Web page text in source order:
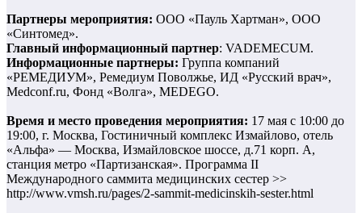
Партнеры мероприятия: ООО «Пауль Хартман», ООО
«Синтомед».
Главный информационный партнер: VADEMEСUM.
Информационные партнеры: Группа компаний
«РЕМЕДИУМ», Ремедиум Поволжье, ИД «Русский врач»,
Medconf.ru, Фонд «Волга», MEDEGO.
Время и место проведения мероприятия: 17 мая с 10:00 до
19:00, г. Москва, Гостиничный комплекс Измайлово, отель
«Альфа» — Москва, Измайловское шоссе, д.71 корп. А,
станция метро «Партизанская». Программа II
Международного саммита медицинских сестер >>
http://www.vmsh.ru/pages/2-sammit-medicinskih-sester.html